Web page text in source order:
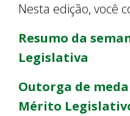
Nesta edição, você
Resumo da
Legislativa
Outorga de
Mérito